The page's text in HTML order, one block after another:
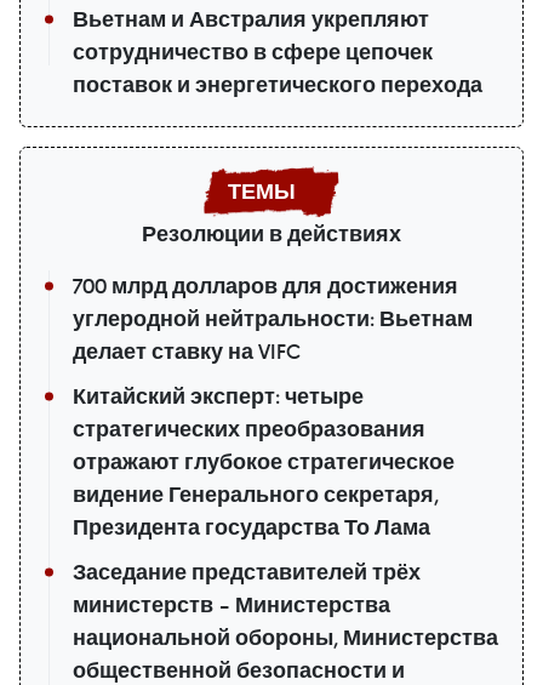
Вьетнам и Австралия укрепляют
сотрудничество в сфере цепочек
поставок и энергетического перехода
Резолюции в действиях
700 млрд долларов для достижения
углеродной нейтральности: Вьетнам
делает ставку на VIFC
Китайский эксперт: четыре
стратегических преобразования
отражают глубокое стратегическое
видение Генерального секретаря,
Президента государства То Лама
Заседание представителей трёх
министерств – Министерства
национальной обороны, Министерства
общественной безопасности и